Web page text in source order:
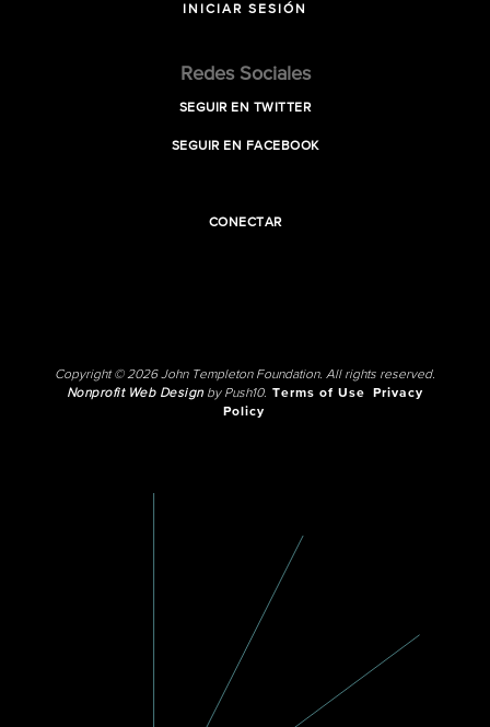
INICIAR SESIÓN
Redes Sociales
SEGUIR EN TWITTER
SEGUIR EN FACEBOOK
CONECTAR
Copyright © 2026 John Templeton Foundation. All rights reserved.
Nonprofit Web Designby Push10. Terms of Use
Privacy
Policy